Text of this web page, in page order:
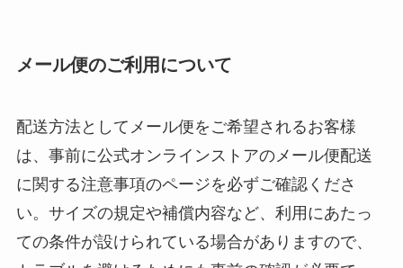
メール便のご利用について
配送方法としてメール便をご希望されるお客様
は、事前に公式オンラインストアのメール便配送
に関する注意事項のページを必ずご確認くださ
い。サイズの規定や補償内容など、利用にあたっ
ての条件が設けられている場合がありますので、